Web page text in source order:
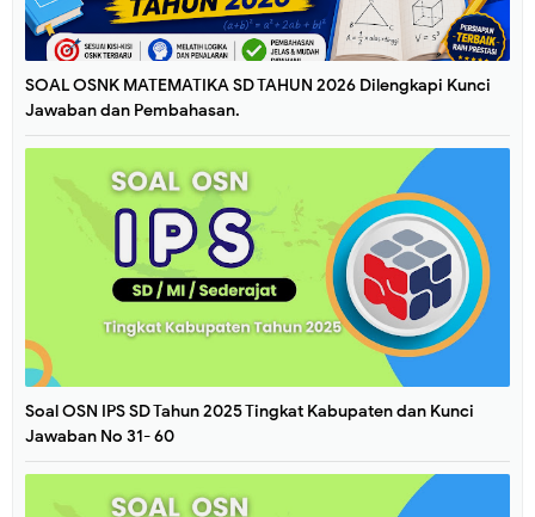
SOAL OSNK MATEMATIKA SD TAHUN 2026 Dilengkapi Kunci
Jawaban dan Pembahasan.
Soal OSN IPS SD Tahun 2025 Tingkat Kabupaten dan Kunci
Jawaban No 31- 60